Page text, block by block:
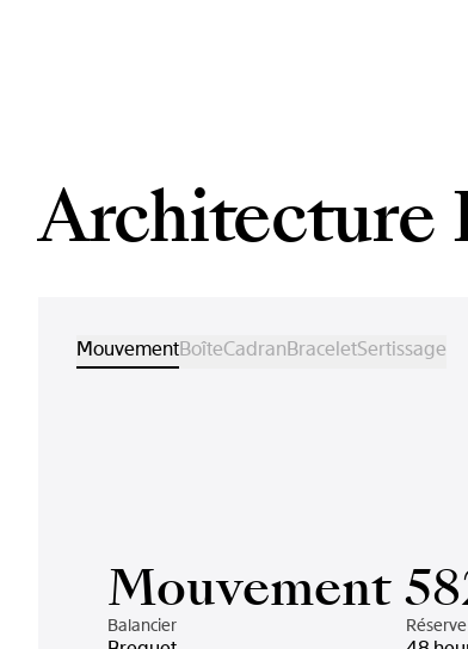
Architecture
MouvementBoîteCadranBraceletSertissage
Mouvement
Balancier